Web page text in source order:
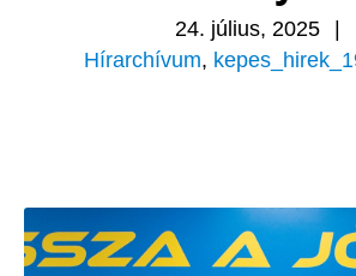
24. július, 2025
Hírarchívum,